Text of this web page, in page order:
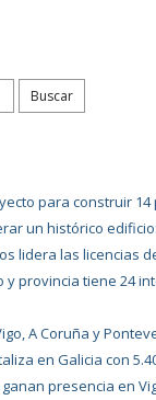
para construir
un histórico
lidera las licencias
y provincia tiene 24
A Coruña y
en Galicia con
presencia en